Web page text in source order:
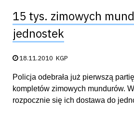
15 tys. zimowych
jednostek
Data publikacji:
18.11.2010 KGP
Policja odebrała już pierwszą
kompletów zimowych mundurów.
rozpocznie się ich dostawa do